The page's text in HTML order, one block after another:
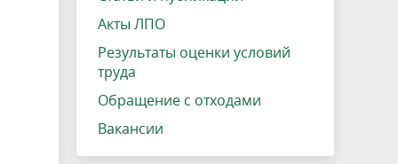
Акты ЛПО
Результаты оценки условий
труда
Обращение с отходами
Вакансии